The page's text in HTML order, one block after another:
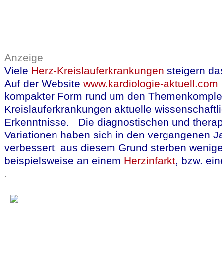
Anzeige
Viele Herz-Kreislauferkrankungen steigern
Auf der Website www.kardiologie-aktuell.com
kompakter Form rund um den
Kreislauferkrankungen aktuelle
Erkenntnisse. Die diagnostischen und
Variationen haben sich in den vergangenen
verbessert, aus diesem Grund sterben
beispielsweise an einem Herzinfarkt, bzw.
.